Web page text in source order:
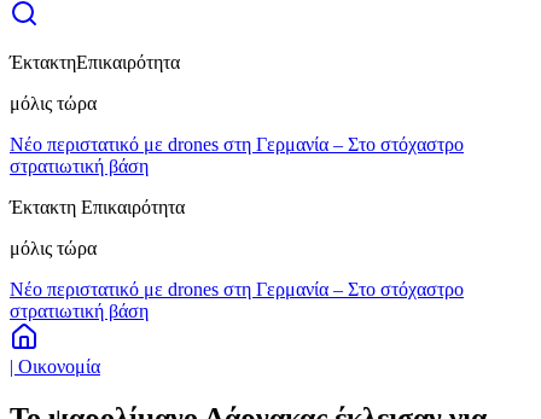
ΈκτακτηΕπικαιρότητα
μόλις τώρα
Νέο περιστατικό με drones στη Γερμανία – Στο στόχαστρο
στρατιωτική βάση
Έκτακτη Επικαιρότητα
μόλις τώρα
Νέο περιστατικό με drones στη Γερμανία – Στο στόχαστρο
στρατιωτική βάση
| Οικονομία